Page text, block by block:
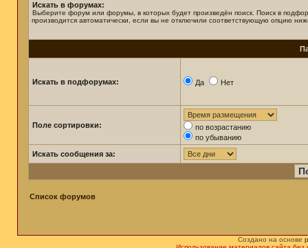
Искать в форумах:
Выберите форум или форумы, в которых будет произведён поиск. Поиск в
производится автоматически, если вы не отключили соответствующую опцию
Искать в подфорумах: Да Нет
Поле сортировки:
по возрастанию
по убыванию
Искать сообщения за:
Список форумов
Создано на основе